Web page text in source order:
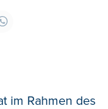
im Rahmen des